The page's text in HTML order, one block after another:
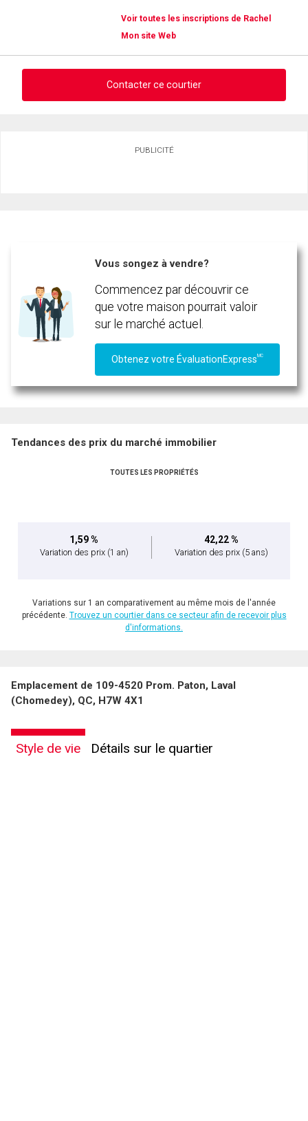
Voir toutes les inscriptions de Rachel
Mon site Web
Contacter ce courtier
PUBLICITÉ
Vous songez à vendre?
Commencez par découvrir ce
que votre maison pourrait valoir
sur le marché actuel.
Obtenez votre ÉvaluationExpressMC
Tendances des prix du marché immobilier
TOUTES LES PROPRIÉTÉS
1,59 %
Variation des prix (1 an)
42,22 %
Variation des prix (5 ans)
Variations sur 1 an comparativement au même mois de l'année
précédente. Trouvez un courtier dans ce secteur afin de recevoir plus
d'informations.
Emplacement de 109-4520 Prom. Paton, Laval
(Chomedey), QC, H7W 4X1
Style de vie Détails sur le quartier